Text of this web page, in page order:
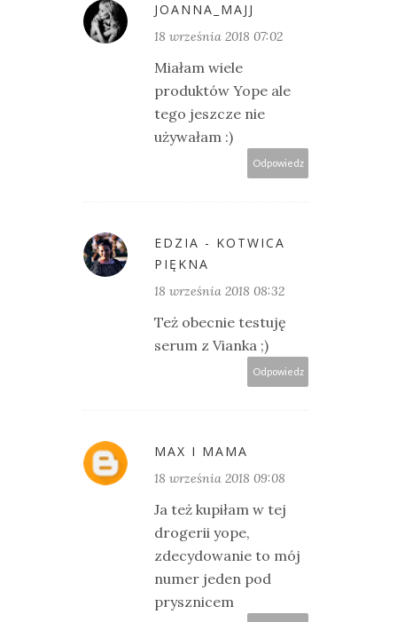
JOANNA_MAJJ
18 września 2018 07:02
Miałam wiele
produktów Yope ale
tego jeszcze nie
używałam :)
Odpowiedz
EDZIA - KOTWICA
PIĘKNA
18 września 2018 08:32
Też obecnie testuję
serum z Vianka ;)
Odpowiedz
MAX I MAMA
18 września 2018 09:08
Ja też kupiłam w tej
drogerii yope,
zdecydowanie to mój
numer jeden pod
prysznicem